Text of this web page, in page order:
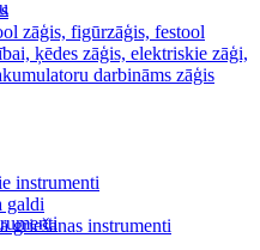
instrumenti
galdi
griešanas instrumenti